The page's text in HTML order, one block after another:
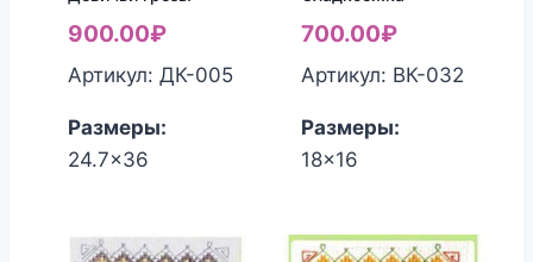
900.00₽
Артикул: ДК-005
Размеры:
24.7x36
700.00₽
Артикул: ВК-032
Размеры:
18x16